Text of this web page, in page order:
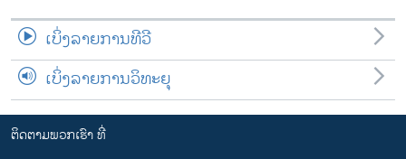
ເບິ່ງລາຍການທີວີ
ເບິ່ງລາຍການວິທະຍຸ
ຕິດຕາມພວກເຮົາ ທີ່